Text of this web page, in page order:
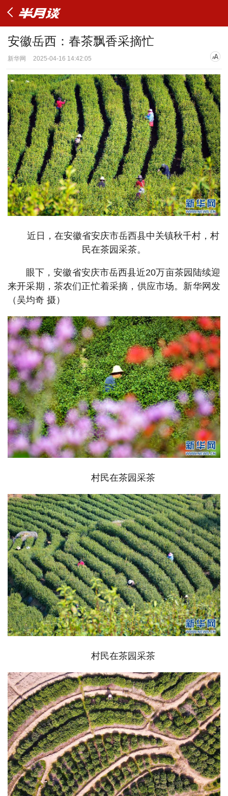
安徽岳西：春茶飘香采摘忙
新华网 2025-04-16 14:42:05
近日，在安徽省安庆市岳西县中关镇秋千村，村
民在茶园采茶。
眼下，安徽省安庆市岳西县近20万亩茶园陆续迎
来开采期，茶农们正忙着采摘，供应市场。新华网发
（吴均奇 摄）
村民在茶园采茶
村民在茶园采茶